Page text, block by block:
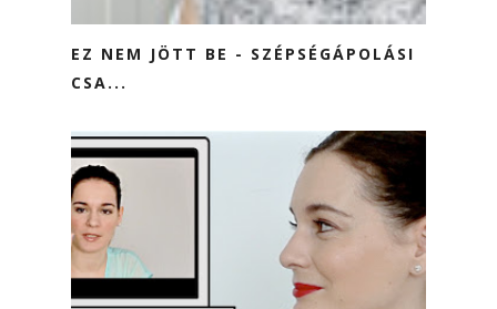
EZ NEM JÖTT BE - SZÉPSÉGÁPOLÁSI
CSA...